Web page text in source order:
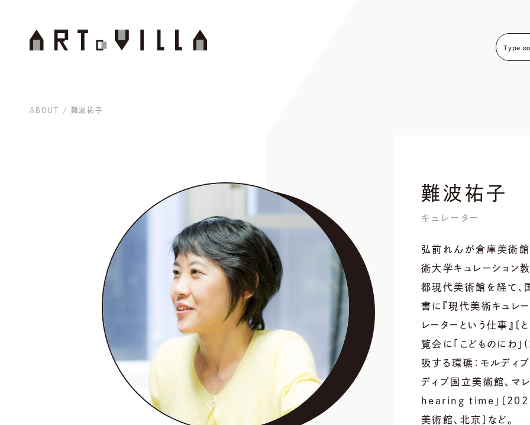
ABOUT 難波祐子
難波祐子
キュレーター
弘前れんが倉庫美術館
術大学キュレーション
都現代美術館を経て、
書に『現代美術キュレー
レーターという仕事』〔
覧会に「こどものにわ
吸する環礁：モルディ
ディブ国立美術館、マ
hearing time」〔
美術館、北京〕など。